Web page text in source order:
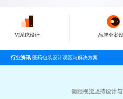
VI系统设计 品牌全案
行业资讯 医药包装设计误区与解决方案